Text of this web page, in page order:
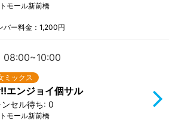
モール新前橋
バー料金：1,200円
08:00~10:00
ミックス
ンジョイ個サル
セル待ち: 0
モール新前橋